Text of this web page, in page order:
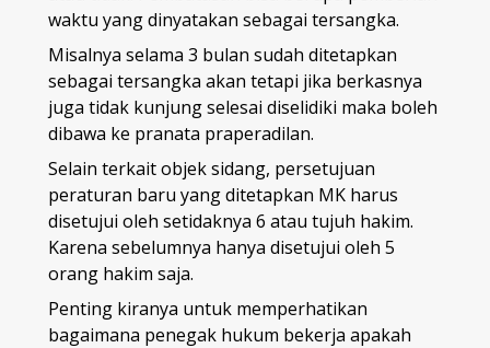
waktu yang dinyatakan sebagai tersangka.
Misalnya selama 3 bulan sudah ditetapkan
sebagai tersangka akan tetapi jika berkasnya
juga tidak kunjung selesai diselidiki maka boleh
dibawa ke pranata praperadilan.
Selain terkait objek sidang, persetujuan
peraturan baru yang ditetapkan MK harus
disetujui oleh setidaknya 6 atau tujuh hakim.
Karena sebelumnya hanya disetujui oleh 5
orang hakim saja.
Penting kiranya untuk memperhatikan
bagaimana penegak hukum bekerja apakah